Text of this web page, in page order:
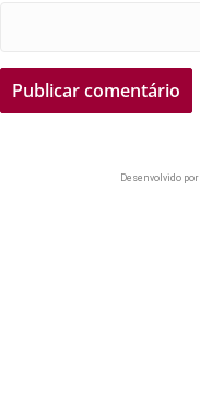
Desenvolvido por